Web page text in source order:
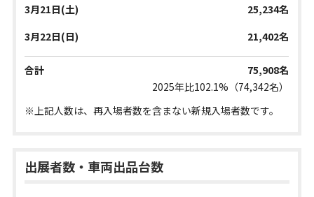
3月21日(土)
25,234名
3月22日(日)
21,402名
合計
75,908名
2025年比102.1%（74,342名）
※上記人数は、再入場者数を含まない新規入場者数です。
出展者数・車両出品台数